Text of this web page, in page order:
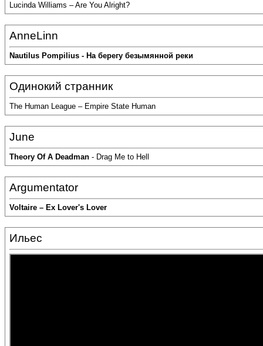
Lucinda Williams – Are You Alright?
AnneLinn
Nautilus Pompilius - На берегу безымянной реки
Одинокий странник
The Human League – Empire State Human
June
Theory Of A Deadman - Drag Me to Hell
Argumentator
Voltaire – Ex Lover's Lover
Ильес